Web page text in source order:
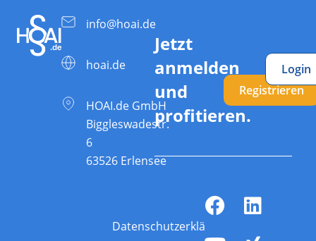
info@hoai.de
hoai.de
HOAI.de GmbH
Biggleswadestr.
6
63526 Erlensee
Jetzt
anmelden
und
profitieren.
Registrieren
Login
Datenschutzerklärung